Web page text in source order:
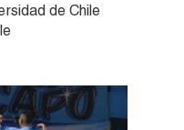
de Chile